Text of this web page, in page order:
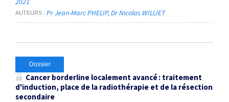
AUTEURS Pr Jean-Marc PHELIP Dr Nicolas WILLIET
Dossier
Cancer borderline localement avancé : traitement
d'induction, place de la radiothérapie et de la résection
secondaire